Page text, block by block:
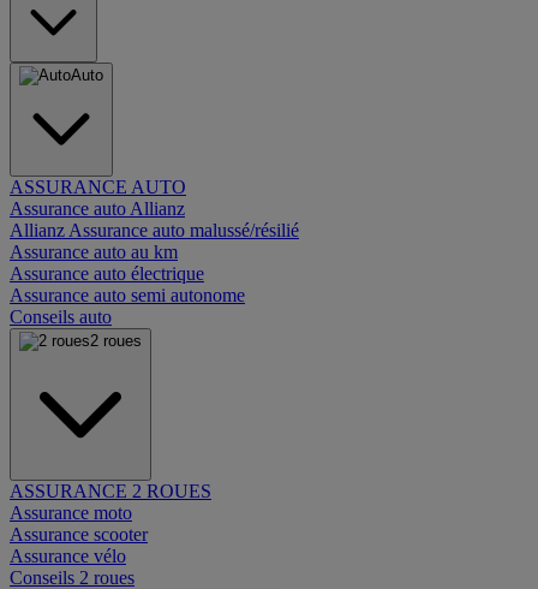
Auto
ASSURANCE AUTO
Assurance auto Allianz
Allianz Assurance auto malussé/résilié
Assurance auto au km
Assurance auto électrique
Assurance auto semi autonome
Conseils auto
2 roues
ASSURANCE 2 ROUES
Assurance moto
Assurance scooter
Assurance vélo
Conseils 2 roues